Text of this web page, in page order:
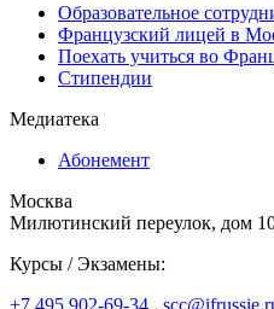
Образовательное
Французский лицей в
Поехать учиться во
Стипендии
Медиатека
Абонемент
Москва
Милютинский переулок, дом
Курсы / Экзамены:
+7 495 902-69-34 ,